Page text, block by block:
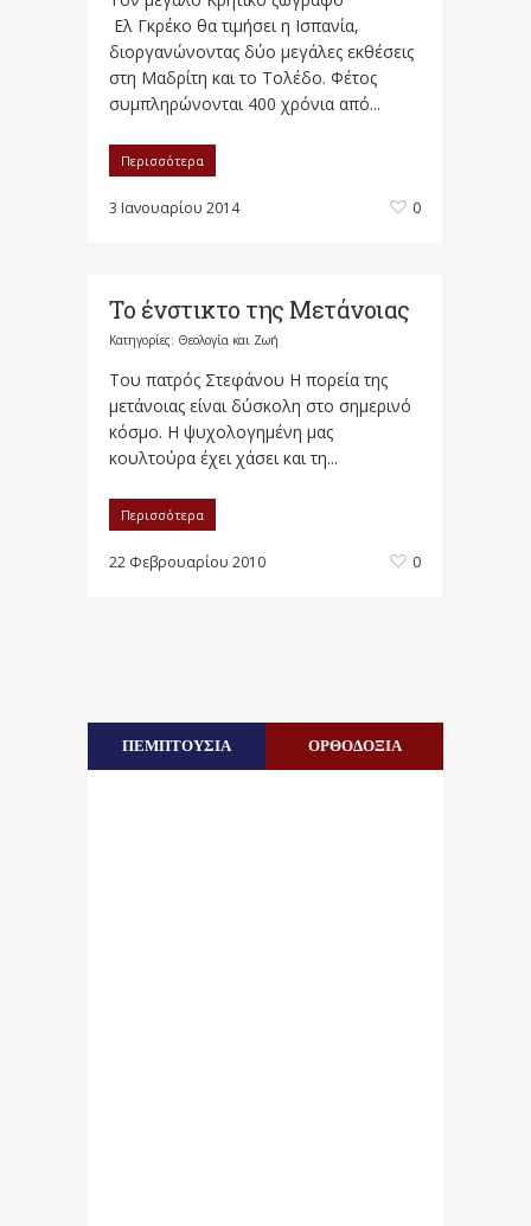
Ελ Γκρέκο θα τιμήσει η Ισπανία,
διοργανώνοντας δύο μεγάλες εκθέσεις
στη Μαδρίτη και το Τολέδο. Φέτος
συμπληρώνονται 400 χρόνια από...
Περισσότερα
3 Ιανουαρίου 2014 0
Το ένστικτο της Μετάνοιας
Κατηγορίες: Θεολογία και Ζωή
Του πατρός Στεφάνου Η πορεία της
μετάνοιας είναι δύσκολη στο σημερινό
κόσμο. Η ψυχολογημένη μας
κουλτούρα έχει χάσει και τη...
Περισσότερα
22 Φεβρουαρίου 2010 0
ΠΕΜΠΤΟΥΣΙΑ ΟΡΘΟΔΟΞΙΑ